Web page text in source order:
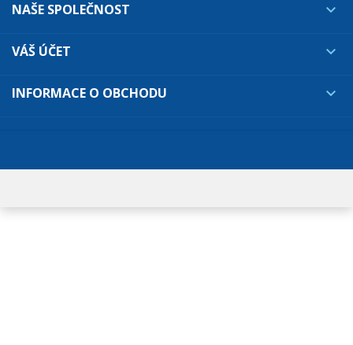
NAŠE SPOLEČNOST 
VÁŠ ÚČET 
INFORMACE O OBCHODU 